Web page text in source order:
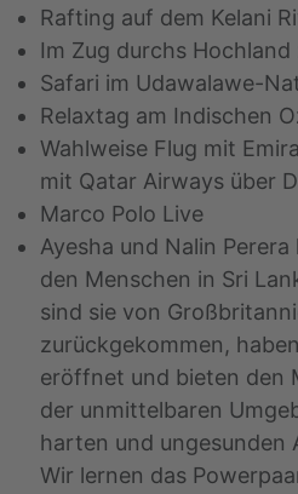
Rafting auf dem Kelani
Im Zug durchs
Safari im Udawalawe-
Relaxtag am Indischen
Wahlweise Flug mit
mit Qatar Airways über
Marco Polo Live
Ayesha und Nalin
den Menschen in Sri
sind sie von
zurückgekommen,
eröffnet und bieten den
der unmittelbaren
harten und ungesunden
Wir lernen das